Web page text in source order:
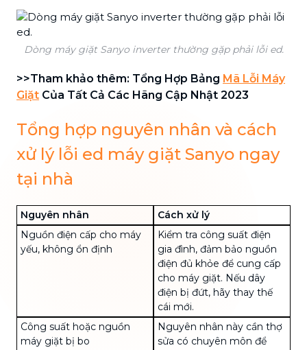
Dòng máy giặt Sanyo inverter thường gặp phải lỗi ed.
>>Tham khảo thêm: Tổng Hợp Bảng Mã Lỗi Máy
Giặt Của Tất Cả Các Hãng Cập Nhật 2023
Tổng hợp nguyên nhân và cách
xử lý lỗi ed máy giặt Sanyo ngay
tại nhà
Nguyên nhân
Cách xử lý
Nguồn điện cấp cho máy
yếu, không ổn định
Kiểm tra công suất điện
gia đình, đảm bảo nguồn
điện đủ khỏe để cung cấp
cho máy giặt. Nếu dây
điện bị đứt, hãy thay thế
cái mới.
Công suất hoặc nguồn
máy giặt bị bo
Nguyên nhân này cần thợ
sửa có chuyên môn để